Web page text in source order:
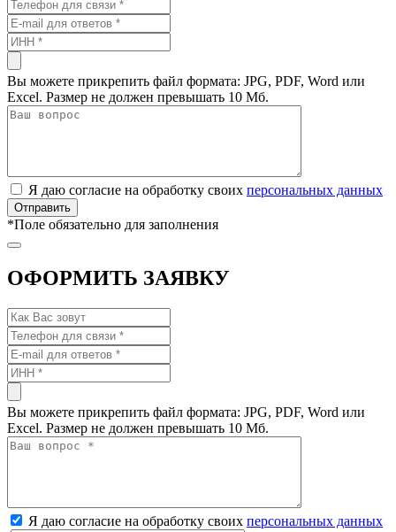
Вы можете прикрепить файл формата: JPG, PDF, Word или
Excel. Размер не должен превышать 10 Мб.
Я даю согласие на обработку своих персональных данных
*Поле обязательно для заполнения
ОФОРМИТЬ ЗАЯВКУ
Вы можете прикрепить файл формата: JPG, PDF, Word или
Excel. Размер не должен превышать 10 Мб.
Я даю согласие на обработку своих персональных данных